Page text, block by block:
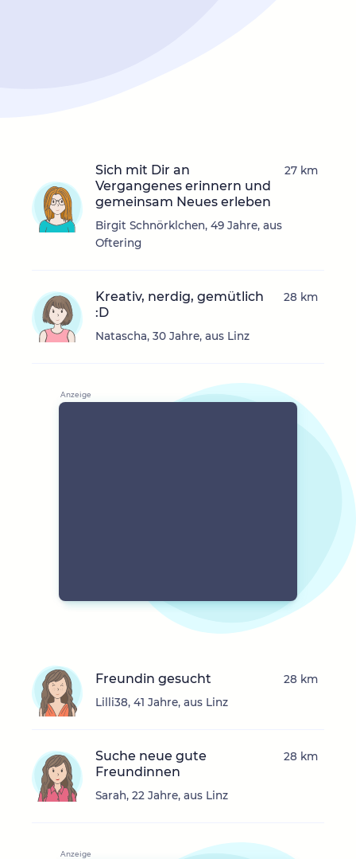
Sich mit Dir an
Vergangenes erinnern und
gemeinsam Neues erleben
Birgit Schnörklchen, 49 Jahre, aus
Oftering
27 km
Kreativ, nerdig, gemütlich
:D
Natascha, 30 Jahre, aus Linz
28 km
Freundin gesucht
Lilli38, 41 Jahre, aus Linz
28 km
Suche neue gute
Freundinnen
Sarah, 22 Jahre, aus Linz
28 km